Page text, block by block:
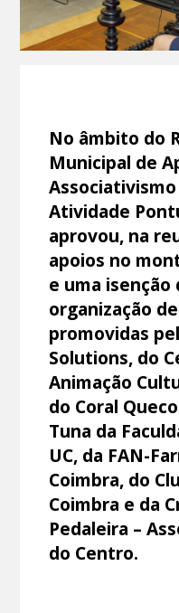
No âmbito do
Municipal de
Atividade
aprovou, na
apoios no
e uma isenção
organização
promovidas
Solutions, do
Animação
do Coral
Tuna da
UC, da FAN-
Coimbra, do
Coimbra e da
Pedaleira –
do Centro.